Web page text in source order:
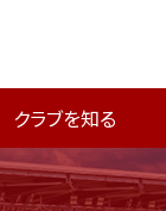
クラブを知る